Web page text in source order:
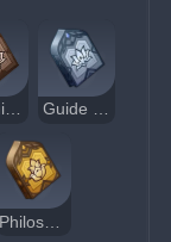
Teachings of Ingenuity Guide to Ingenuity